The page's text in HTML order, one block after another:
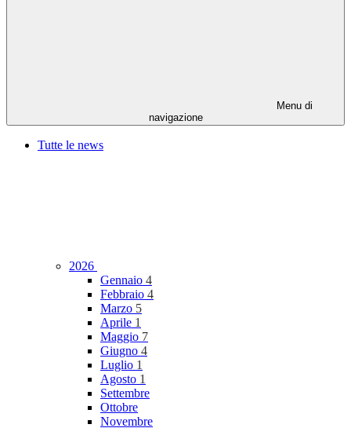
Menu di
navigazione
Tutte le news
2026
Gennaio 4
Febbraio 4
Marzo 5
Aprile 1
Maggio 7
Giugno 4
Luglio 1
Agosto 1
Settembre
Ottobre
Novembre